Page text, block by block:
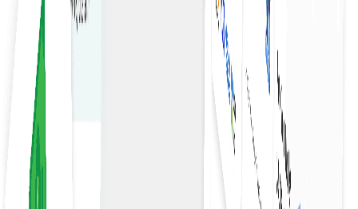
به داده‌ها و بینش‌های بلادرنگ دسترسی داشته باشید تا در مورد
سفارشات خرید، تصمیمات آگاهانه بگیرید.